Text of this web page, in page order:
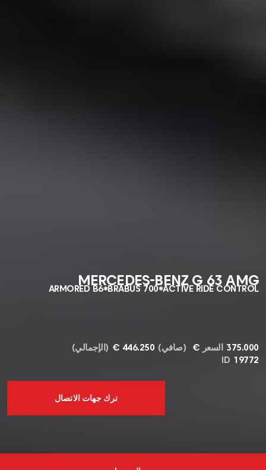
MERCEDES-BENZ G 63 AMG
ARMORED B6*BRABUS 700*ACTIVE RIDE CONTROL
السعر 375.000 € (صافي)
(الإجمالي)
ID 19772
ترك جهات الاتصال